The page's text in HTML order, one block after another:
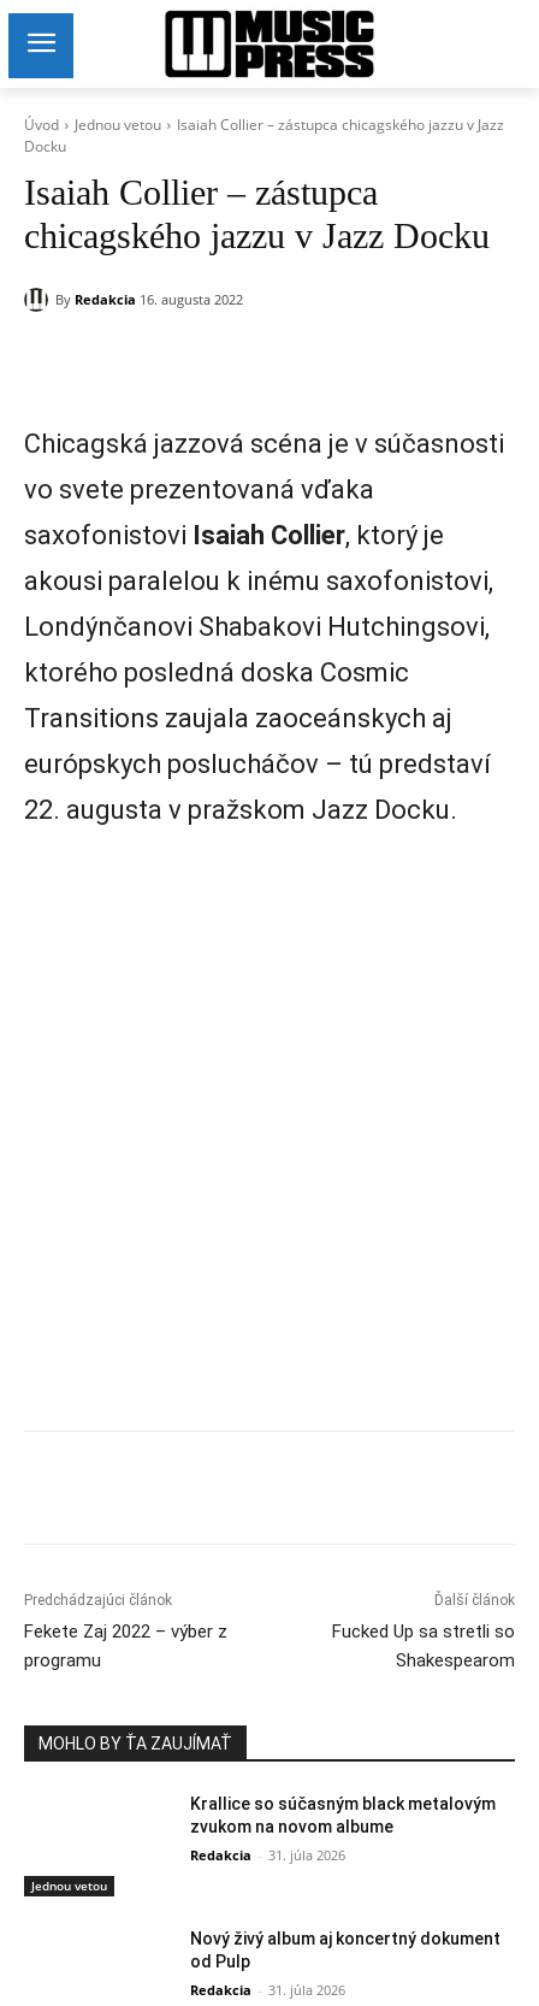
Úvod Jednou vetou
Isaiah Collier – zástupca chicagského jazzu v Jazz
Docku
Isaiah Collier – zástupca
chicagského jazzu v Jazz Docku
By Redakcia 16. augusta 2022
Chicagská jazzová scéna je v súčasnosti
vo svete prezentovaná vďaka
saxofonistovi Isaiah Collier, ktorý je
akousi paralelou k inému saxofonistovi,
Londýnčanovi Shabakovi Hutchingsovi,
ktorého posledná doska Cosmic
Transitions zaujala zaoceánskych aj
európskych poslucháčov – tú predstaví
22. augusta v pražskom Jazz Docku.
Predchádzajúci článok
Fekete Zaj 2022 – výber z
programu
Ďalší článok
Fucked Up sa stretli so
Shakespearom
MOHLO BY ŤA ZAUJÍMAŤ
Jednou vetou
Krallice so súčasným black metalovým
zvukom na novom albume
Redakcia - 31. júla 2026
Nový živý album aj koncertný dokument
od Pulp
Redakcia - 31. júla 2026